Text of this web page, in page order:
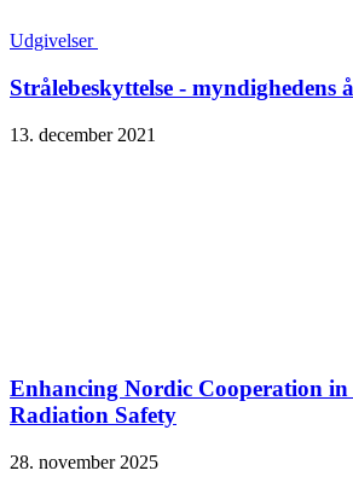
Udgivelser
Strålebeskyttelse - myndighedens
13. december 2021
Enhancing Nordic Cooperation
Radiation Safety
28. november 2025